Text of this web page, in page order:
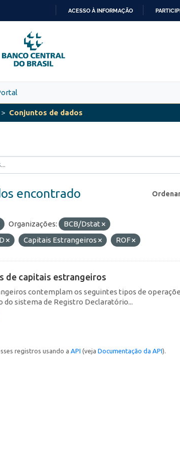
PARA
O
CONTEÚDO
ACESSO À INFORMAÇÃO
Conjuntos de dados
encontrado
Organizações:
BCB/Dstat
Capitais Estrangeiros ROF
de capitais estrangeiros
contemplam os seguintes tipos de
do sistema de Registro Declaratório...
registros usando a API (veja Documentação da API).